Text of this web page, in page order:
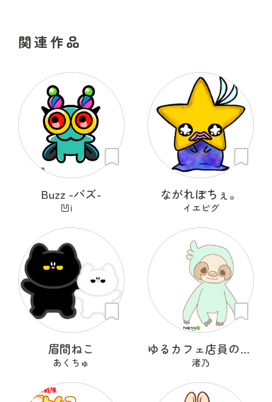
関連作品
Buzz -バズ-
凹i
ながれぼちぇ。
イエピグ
眉間ねこ
あくちゅ
ゆるカフェ店員のパステル色なナマケモノズ
渚乃